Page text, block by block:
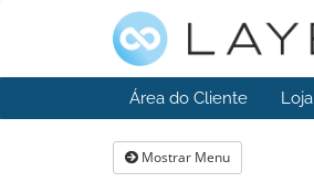
Área do Cliente Loja
Mostrar Menu